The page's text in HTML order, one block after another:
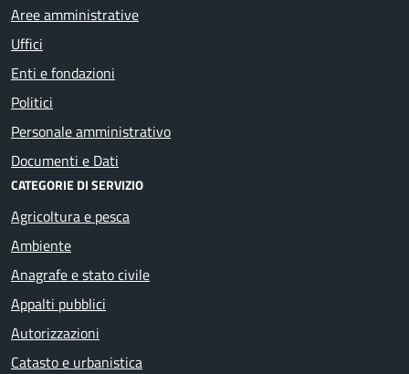
Aree amministrative
Uffici
Enti e fondazioni
Politici
Personale amministrativo
Documenti e Dati
CATEGORIE DI SERVIZIO
Agricoltura e pesca
Ambiente
Anagrafe e stato civile
Appalti pubblici
Autorizzazioni
Catasto e urbanistica